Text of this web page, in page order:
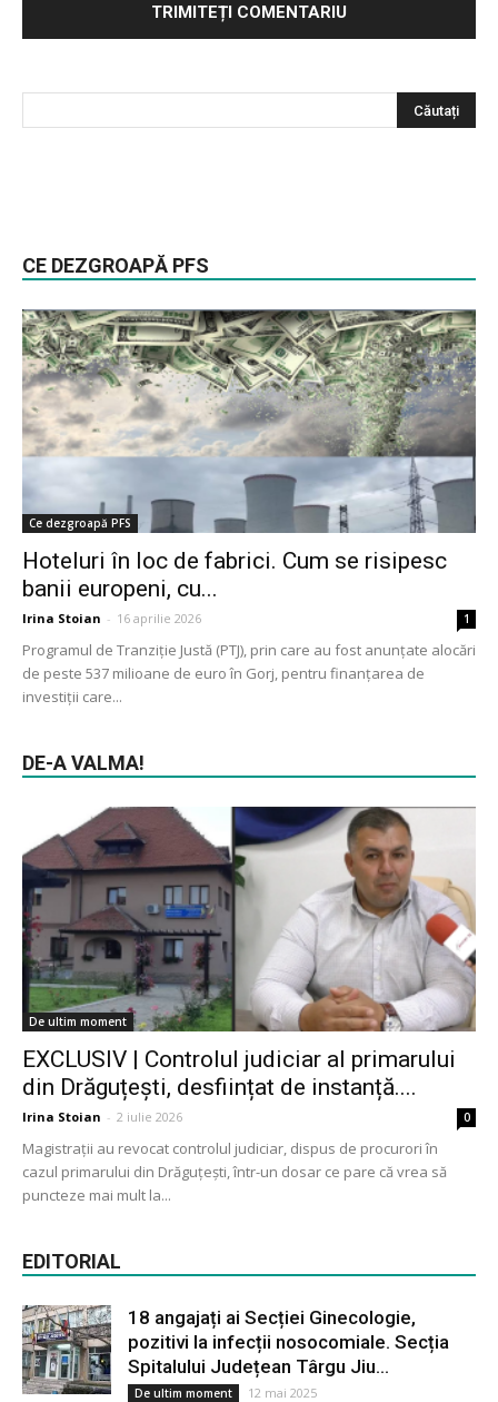
CE DEZGROAPĂ PFS
Ce dezgroapă PFS
Hoteluri în loc de fabrici. Cum se risipesc
banii europeni, cu...
Irina Stoian - 16 aprilie 2026 1
Programul de Tranziție Justă (PTJ), prin care au fost anunțate alocări
de peste 537 milioane de euro în Gorj, pentru finanțarea de
investiții care...
DE-A VALMA!
De ultim moment
EXCLUSIV | Controlul judiciar al primarului
din Drăguțești, desființat de instanță....
Irina Stoian - 2 iulie 2026 0
Magistrații au revocat controlul judiciar, dispus de procurori în
cazul primarului din Drăguțești, într-un dosar ce pare că vrea să
puncteze mai mult la...
EDITORIAL
18 angajați ai Secției Ginecologie,
pozitivi la infecții nosocomiale. Secția
Spitalului Județean Târgu Jiu...
De ultim moment 12 mai 2025